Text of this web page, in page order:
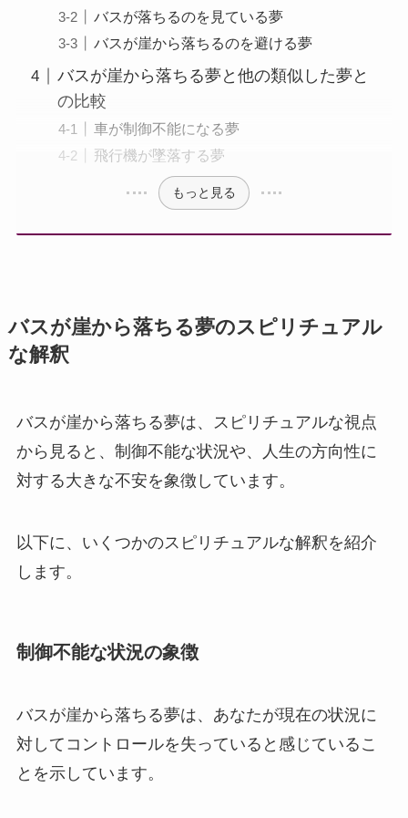
バスが落ちるのを見ている夢
バスが崖から落ちるのを避ける夢
バスが崖から落ちる夢と他の類似した夢と
の比較
車が制御不能になる夢
飛行機が墜落する夢
もっと見る
バスが崖から落ちる夢のスピリチュアル
な解釈
バスが崖から落ちる夢は、スピリチュアルな視点
から見ると、制御不能な状況や、人生の方向性に
対する大きな不安を象徴しています。
以下に、いくつかのスピリチュアルな解釈を紹介
します。
制御不能な状況の象徴
バスが崖から落ちる夢は、あなたが現在の状況に
対してコントロールを失っていると感じているこ
とを示しています。